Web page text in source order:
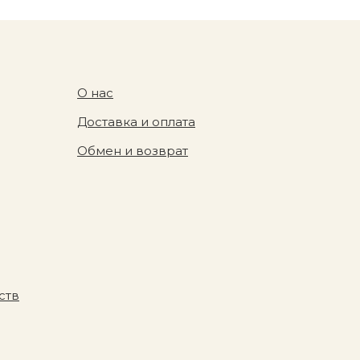
О нас
Доставка и оплата
Обмен и возврат